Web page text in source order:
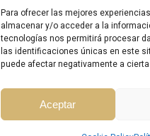
Para ofrecer las mejores
almacenar y/o acceder a la
tecnologías nos permitirá procesar
las identificaciones únicas en este
puede afectar negativamente a
Aceptar